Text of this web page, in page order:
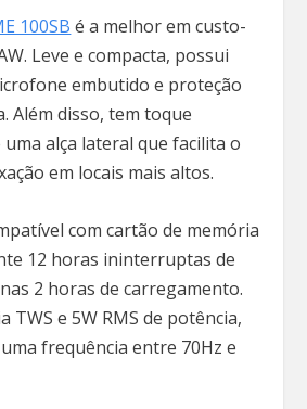
100SB é a melhor em custo-
Leve e compacta, possui
embutido e proteção
Além disso, tem toque
alça lateral que facilita o
em locais mais altos.
com cartão de memória
12 horas ininterruptas de
2 horas de carregamento.
TWS e 5W RMS de potência,
frequência entre 70Hz e